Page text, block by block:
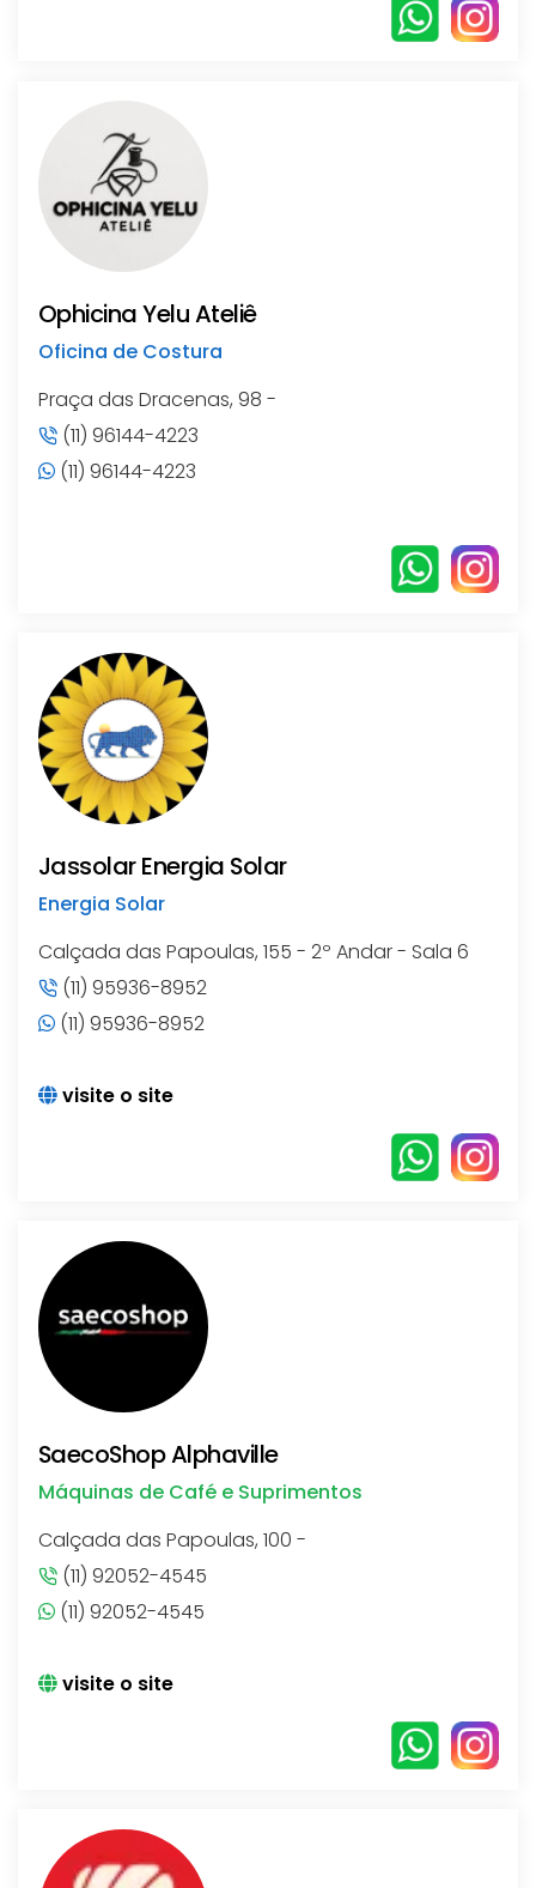
Ophicina Yelu Ateliê
Oficina de Costura
Praça das Dracenas, 98 -
(11) 96144-4223
(11) 96144-4223
Jassolar Energia Solar
Energia Solar
Calçada das Papoulas, 155 - 2º Andar - Sala 6
(11) 95936-8952
(11) 95936-8952
visite o site
SaecoShop Alphaville
Máquinas de Café e Suprimentos
Calçada das Papoulas, 100 -
(11) 92052-4545
(11) 92052-4545
visite o site